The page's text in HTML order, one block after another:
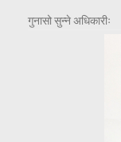
गुनासो सुन्ने अधिकारीः